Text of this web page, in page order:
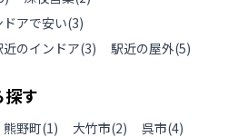
ドアで安い(3)
近のインドア(3) 駅近の屋外(5)
探す
熊野町(1) 大竹市(2) 呉市(4)